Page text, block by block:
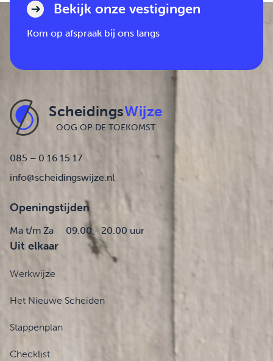
Bekijk onze vestigingen
Kom op afspraak bij ons langs
ScheidingsWijze
OOG OP DE TOEKOMST
085 – 0 16 15 17
info@scheidingswijze.nl
Openingstijden
Ma t/m Za 09.00 - 20.00 uur
Uit elkaar
Werkwijze
Het Nieuwe Scheiden
Stappenplan
Checklist